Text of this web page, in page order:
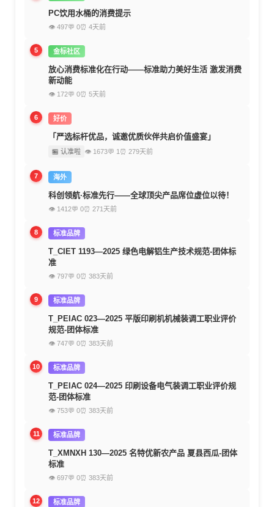
PC饮用水桶的消费提示
👁 497💬 0⏰ 4天前
5 金标社区
放心消费标准化在行动——标准助力美好生活 激发消费
新动能
👁 172💬 0⏰ 5天前
6 好价
「严选标杆优品，诚邀优质伙伴共启价值盛宴」
🏪 认准啦 👁 1673💬 1 ⏰ 279天前
7 海外
科创领航·标准先行——全球顶尖产品席位虚位以待！
👁 1412💬 0⏰ 271天前
8 标准品牌
T_CIET 1193—2025 绿色电解铝生产技术规范-团体标
准
👁 797💬 0⏰ 383天前
9 标准品牌
T_PEIAC 023—2025 平版印刷机机械装调工职业评价
规范-团体标准
👁 747💬 0⏰ 383天前
10 标准品牌
T_PEIAC 024—2025 印刷设备电气装调工职业评价规
范-团体标准
👁 753💬 0⏰ 383天前
11 标准品牌
T_XMNXH 130—2025 名特优新农产品 夏县西瓜-团体
标准
👁 697💬 0⏰ 383天前
12 标准品牌